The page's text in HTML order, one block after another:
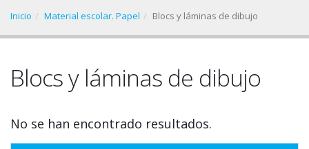
Inicio Material escolar. Papel Blocs y láminas de dibujo
Blocs y láminas de dibujo
No se han encontrado resultados.